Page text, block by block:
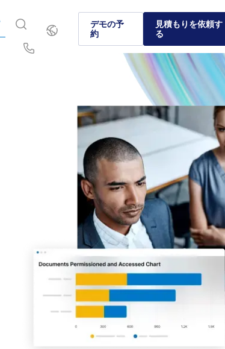
ンクスが選ばれる理由
ィブ投資市場でイントラリンクスが企業
介します。
ディールメーキング、オルタナティブ投資市場お
ける安全なファイル共有に関して、実績のある弊
トフォームをご紹介します。
全に共有することで、コラボレーションの安全性
イアンス準拠を実現する方法をご紹介します。
トフォームとソリューションを利用することで、
に確実に対処できる仕組みについてご説明します
語
日本語
Italiano
デモの予
約
見積もりを依頼す
る